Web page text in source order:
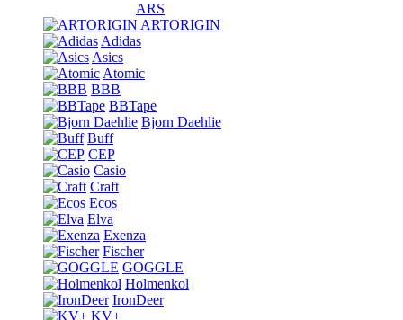
ARS
ARTORIGIN
Adidas
Asics
Atomic
BBB
BBTape
Bjorn Daehlie
Buff
CEP
Casio
Craft
Ecos
Elva
Exenza
Fischer
GOGGLE
Holmenkol
IronDeer
KV+